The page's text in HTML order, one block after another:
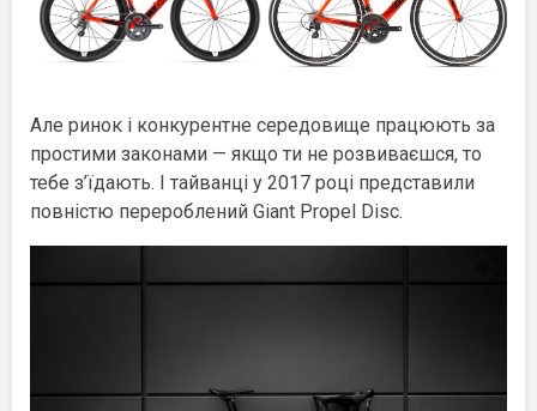
Але ринок і конкурентне середовище працюють за
простими законами — якщо ти не розвиваєшся, то
тебе з’їдають. І тайванці у 2017 році представили
повністю перероблений Giant Propel Disc.